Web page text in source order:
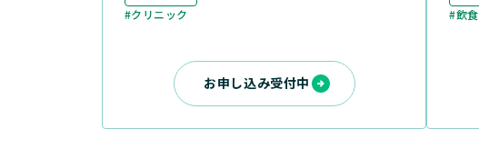
#クリニック
お申し込み受付中
#飲食